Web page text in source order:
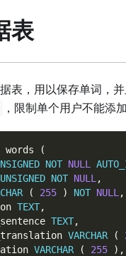
表
表，用以保存单词，
，限制单个用户不能添
words
(
NOT NULL
UNSIGNED NOT NULL ,
( 255 ) NOT NULL ,
TEXT,
TEXT,
VARCHAR (
VARCHAR ( 255 ) ,